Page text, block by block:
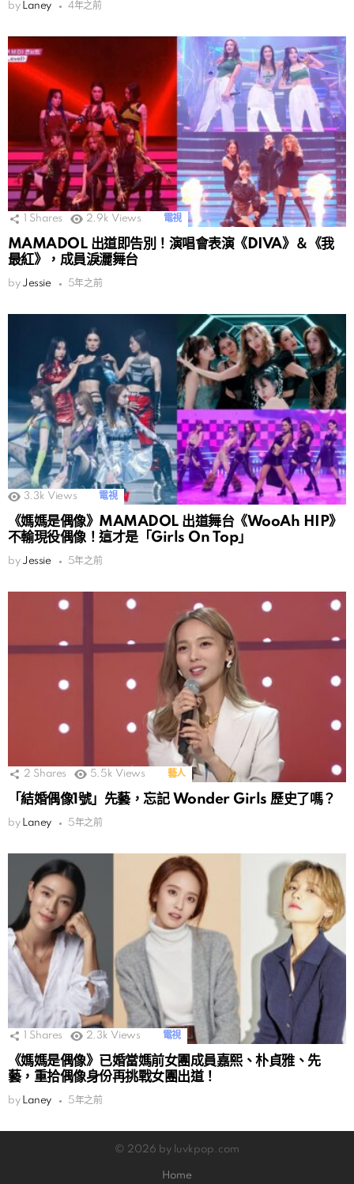
by Laney 4年之前
Shares 2.9k Views 電視
MAMADOL 出道即告別！演唱會表演《DIVA》＆《我
最紅》，成員淚灑舞台
by Jessie 5年之前
3.3k Views 電視
《媽媽是偶像》MAMADOL 出道舞台《WooAh HIP》
不輸現役偶像！這才是「Girls On Top」
by Jessie 5年之前
2 Shares 5.5k Views 藝人
「結婚偶像1號」先藝，忘記 Wonder Girls 歷史了嗎？
by Laney 5年之前
Shares 2.3k Views 電視
《媽媽是偶像》已婚當媽前女團成員嘉熙、朴貞雅、先
藝，重拾偶像身份再挑戰女團出道！
by Laney 5年之前
© 2026 by luvkpop.com
Home